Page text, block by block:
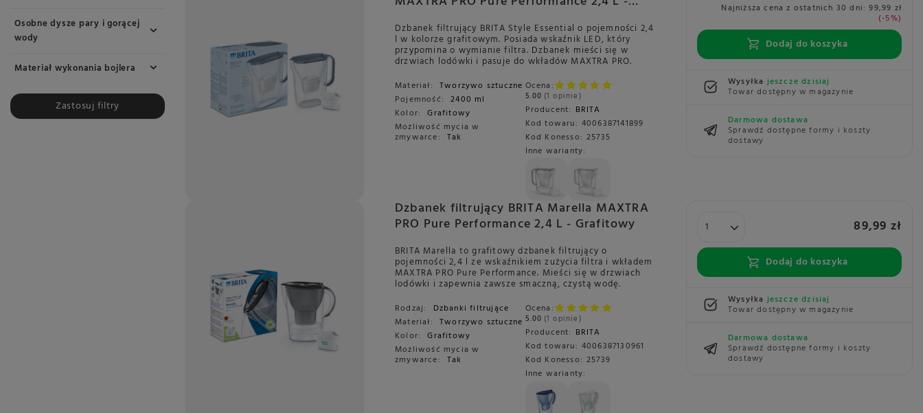
Osobne dysze pary i gorącej
wody
Materiał wykonania bojlera
Zastosuj filtry
Dzbanek filtrujący BRITA Style Essential o pojemności 2,4
l w kolorze grafitowym. Posiada wskaźnik LED, który
przypomina o wymianie filtra. Dzbanek mieści się w
drzwiach lodówki i pasuje do wkładów MAXTRA PRO.
Materiał: Tworzywo sztuczne
Pojemność: 2400 ml
Kolor: Grafitowy
Możliwość mycia w
zmywarce: Tak
Ocena:
5.00 1 opinie
Producent: BRITA
Kod towaru: 4006387141899
Kod Konesso: 25735
Inne warianty:
Najniższa cena z ostatnich 30 dni:99,99 zł
-5%
Dodaj do koszyka
Wysyłkajeszcze dzisiaj
Towar dostępny w magazynie
Darmowa dostawa
Sprawdź dostępne formy i koszty
dostawy
Dzbanek filtrujący BRITA Marella MAXTRA
PRO Pure Performance 2,4 L - Grafitowy
BRITA Marella to grafitowy dzbanek filtrujący o
pojemności 2,4 l ze wskaźnikiem zużycia filtra i wkładem
MAXTRA PRO Pure Performance. Mieści się w drzwiach
lodówki i zapewnia zawsze smaczną, czystą wodę.
Rodzaj:
Dzbanki filtrujące
Materiał: Tworzywo sztuczne
Kolor: Grafitowy
Możliwość mycia w
zmywarce: Tak
Ocena:
5.00 1 opinie
Producent: BRITA
Kod towaru: 4006387130961
Kod Konesso: 25739
Inne warianty:
89,99 zł
Dodaj do koszyka
Wysyłkajeszcze dzisiaj
Towar dostępny w magazynie
Darmowa dostawa
Sprawdź dostępne formy i koszty
dostawy